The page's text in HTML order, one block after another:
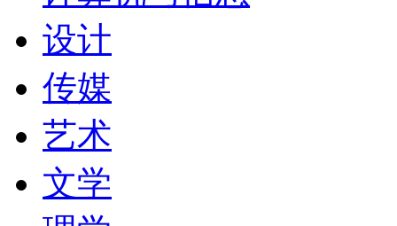
以此分为4级, 戴顿大学
级。
戴顿大学的地理位置在
区,环境幽静、安全整洁
设计
传媒
艺术
文学